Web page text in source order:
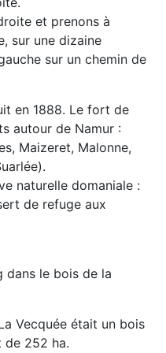
et prenons à
sur une dizaine
sur un chemin de
en 1888. Le fort de
autour de Namur :
Maizeret, Malonne,
naturelle domaniale :
de refuge aux
dans le bois de la
Vecquée était un bois
de 252 ha.